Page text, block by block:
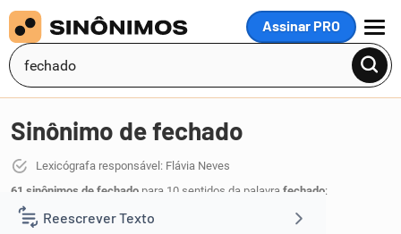
Assinar PRO
MENU
Reescrever Texto
Sinônimo de fechado
Lexicógrafa responsável: Flávia Neves
61 sinônimos de fechado para 10 sentidos da palavra fechado:
Que não está aberto: